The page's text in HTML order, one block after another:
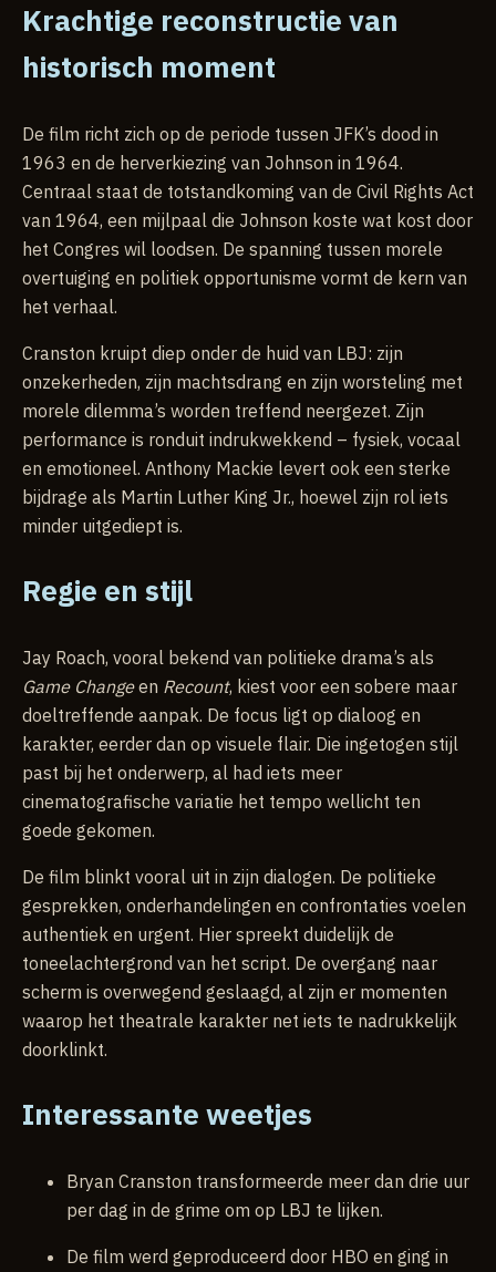
Krachtige reconstructie van
historisch moment
De film richt zich op de periode tussen JFK’s dood in
1963 en de herverkiezing van Johnson in 1964.
Centraal staat de totstandkoming van de Civil Rights Act
van 1964, een mijlpaal die Johnson koste wat kost door
het Congres wil loodsen. De spanning tussen morele
overtuiging en politiek opportunisme vormt de kern van
het verhaal.
Cranston kruipt diep onder de huid van LBJ: zijn
onzekerheden, zijn machtsdrang en zijn worsteling met
morele dilemma’s worden treffend neergezet. Zijn
performance is ronduit indrukwekkend – fysiek, vocaal
en emotioneel. Anthony Mackie levert ook een sterke
bijdrage als Martin Luther King Jr., hoewel zijn rol iets
minder uitgediept is.
Regie en stijl
Jay Roach, vooral bekend van politieke drama’s als
Game Changeen Recount, kiest voor een sobere maar
doeltreffende aanpak. De focus ligt op dialoog en
karakter, eerder dan op visuele flair. Die ingetogen stijl
past bij het onderwerp, al had iets meer
cinematografische variatie het tempo wellicht ten
goede gekomen.
De film blinkt vooral uit in zijn dialogen. De politieke
gesprekken, onderhandelingen en confrontaties voelen
authentiek en urgent. Hier spreekt duidelijk de
toneelachtergrond van het script. De overgang naar
scherm is overwegend geslaagd, al zijn er momenten
waarop het theatrale karakter net iets te nadrukkelijk
doorklinkt.
Interessante weetjes
Bryan Cranston transformeerde meer dan drie uur
per dag in de grime om op LBJ te lijken.
De film werd geproduceerd door HBO en ging in